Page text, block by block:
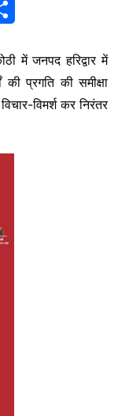
a
में जनपद हरिद्वार में
प्रगति की समीक्षा
विमर्श कर निरंतर